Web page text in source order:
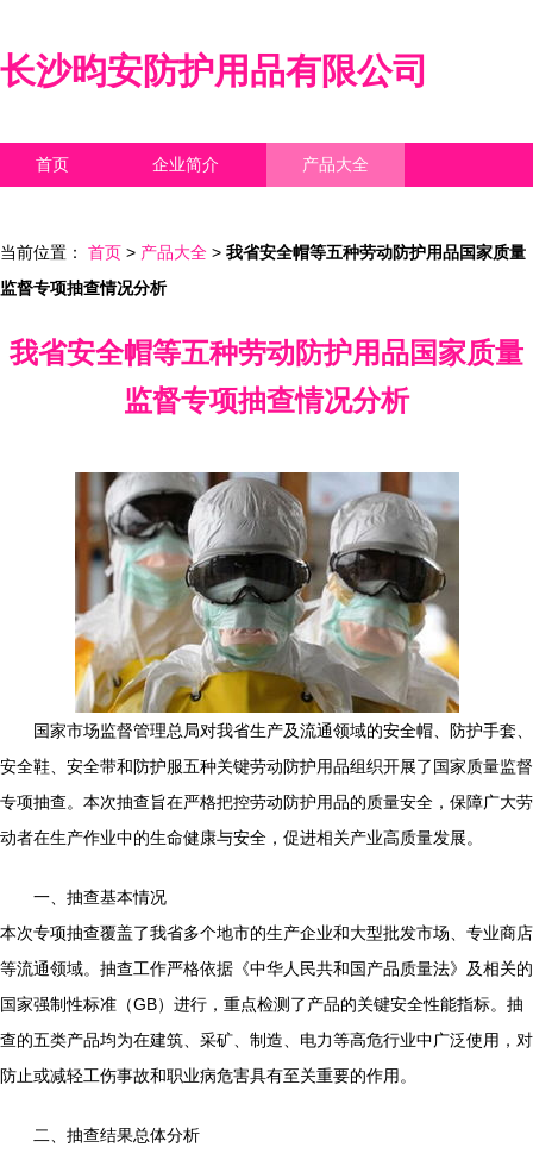
长沙昀安防护用品有限公司
首页 企业简介 产品大全
当前位置： 首页 > 产品大全 > 我省安全帽等五种劳动防护用品国家质量
监督专项抽查情况分析
我省安全帽等五种劳动防护用品国家质量
监督专项抽查情况分析
国家市场监督管理总局对我省生产及流通领域的安全帽、防护手套、
安全鞋、安全带和防护服五种关键劳动防护用品组织开展了国家质量监督
专项抽查。本次抽查旨在严格把控劳动防护用品的质量安全，保障广大劳
动者在生产作业中的生命健康与安全，促进相关产业高质量发展。
一、抽查基本情况
本次专项抽查覆盖了我省多个地市的生产企业和大型批发市场、专业商店
等流通领域。抽查工作严格依据《中华人民共和国产品质量法》及相关的
国家强制性标准（GB）进行，重点检测了产品的关键安全性能指标。抽
查的五类产品均为在建筑、采矿、制造、电力等高危行业中广泛使用，对
防止或减轻工伤事故和职业病危害具有至关重要的作用。
二、抽查结果总体分析